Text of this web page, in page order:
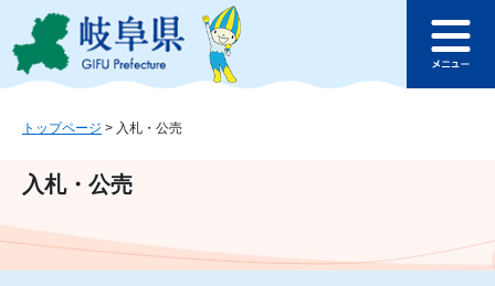
ジ
ュ
文
このページの本文へ
ュ
トップページ > 入札・公売
入札・公売